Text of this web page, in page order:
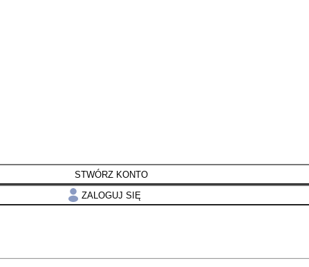
STWÓRZ KONTO
ZALOGUJ SIĘ